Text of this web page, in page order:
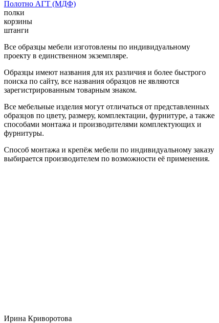
Полотно АГТ (МДФ)
полки
корзины
штанги
Все образцы мебели изготовлены по индивидуальному
проекту в единственном экземпляре.
Образцы имеют названия для их различия и более быстрого
поиска по сайту, все названия образцов не являются
зарегистрированным товарным знаком.
Все мебельные изделия могут отличаться от представленных
образцов по цвету, размеру, комплектации, фурнитуре, а также
способами монтажа и производителями комплектующих и
фурнитуры.
Способ монтажа и крепёж мебели по индивидуальному заказу
выбирается производителем по возможности её применения.
Ирина Криворотова